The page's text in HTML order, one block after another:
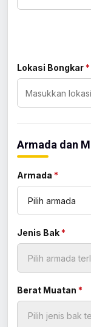
Lokasi Bongkar*
Armada dan
Armada *
Jenis Bak*
Berat Muatan *